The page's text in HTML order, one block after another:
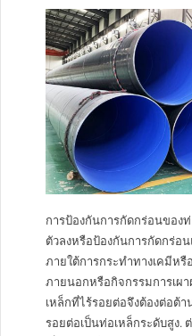
การป้องกันการกัดกร่อนของ
ตัวลงหรือป้องกันการกัดกร่อ
ภายใต้การกระทำทางเคมีห
ภายนอกหรือกิจกรรมการเผ
เหล็กที่ไร้รอยต่อจึงต้องต่อต้
รอยต่อเป็นท่อเหล็กระดับสูง.